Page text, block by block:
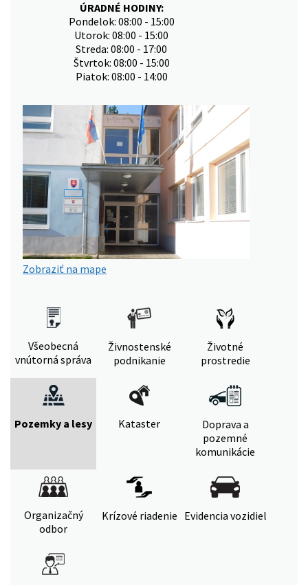
ÚRADNÉ HODINY:
Pondelok: 08:00 - 15:00
Utorok: 08:00 - 15:00
Streda: 08:00 - 17:00
Štvrtok: 08:00 - 15:00
Piatok: 08:00 - 14:00
Zobraziť na mape
Všeobecná
vnútorná správa
Živnostenské
podnikanie
Životné
prostredie
Pozemky a lesy Kataster
Doprava a
pozemné
komunikácie
Organizačný
odbor
Krízové riadenie Evidencia vozidiel